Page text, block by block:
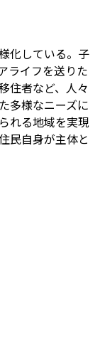
化している。子
ライフを送りた
住者など、人々
多様なニーズに
れる地域を実現
民自身が主体と